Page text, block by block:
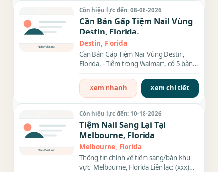
Còn hiệu lực đến: 08-08-2026
Cần Bán Gấp Tiệm Nail Vùng
Destin, Florida.
Destin, Florida
Cần Bán Gấp Tiệm Nail Vùng Destin,
Florida. - Tiệm trong Walmart, có 5 bàn,
Xem nhanh
Xem chi tiết
Còn hiệu lực đến: 10-18-2026
Tiệm Nail Sang Lại Tại
Melbourne, Florida
Melbourne, Florida
Thông tin chính về tiệm sang/bán Khu
vực: Melbourne, Florida Liên lạc: (xxx)